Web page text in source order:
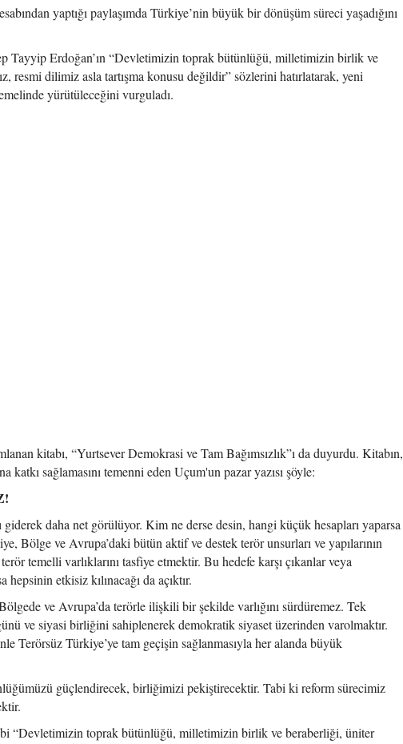
yaptığı paylaşımda Türkiye’nin büyük bir dönüşüm süreci yaşadığını
Tayyip Erdoğan’ın “Devletimizin toprak bütünlüğü, milletimizin birlik ve
resmi dilimiz asla tartışma konusu değildir” sözlerini hatırlatarak, yeni
yürütüleceğini vurguladı.
kitabı, “Yurtsever Demokrasi ve Tam Bağımsızlık”ı da duyurdu. Kitabın,
katkı sağlamasını temenni eden Uçum'un pazar yazısı şöyle:
giderek daha net görülüyor. Kim ne derse desin, hangi küçük hesapları yaparsa
Bölge ve Avrupa’daki bütün aktif ve destek terör unsurları ve yapılarının
temelli varlıklarını tasfiye etmektir. Bu hedefe karşı çıkanlar veya
hepsinin etkisiz kılınacağı da açıktır.
ve Avrupa’da terörle ilişkili bir şekilde varlığını sürdüremez. Tek
ve siyasi birliğini sahiplenerek demokratik siyaset üzerinden varolmaktır.
Terörsüz Türkiye’ye tam geçişin sağlanmasıyla her alanda büyük
güçlendirecek, birliğimizi pekiştirecektir. Tabi ki reform sürecimiz
“Devletimizin toprak bütünlüğü, milletimizin birlik ve beraberliği, üniter